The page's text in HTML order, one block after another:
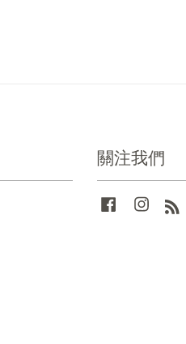
關注我們
Facebook Instagram